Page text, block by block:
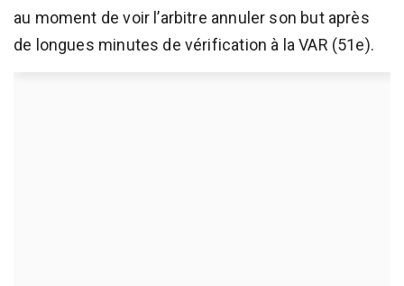
au moment de voir l’arbitre annuler son but après
de longues minutes de vérification à la VAR (51e).